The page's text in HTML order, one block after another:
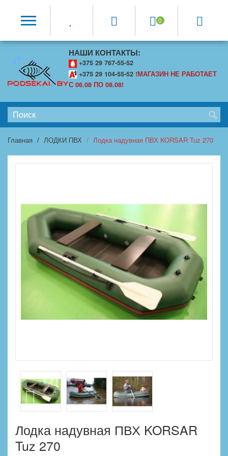
0
НАШИ КОНТАКТЫ:
+375 29 767-55-52
+375 29 104-55-52 !МАГАЗИН НЕ РАБОТАЕТ
С 06.08 ПО 08.08!
Главная ЛОДКИ ПВХ Лодка надувная ПВХ KORSAR Tuz 270
Лодка надувная ПВХ KORSAR
Tuz 270